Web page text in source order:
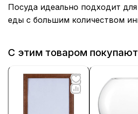
Посуда идеально подходит
еды с большим количеством
С этим товаром покупают